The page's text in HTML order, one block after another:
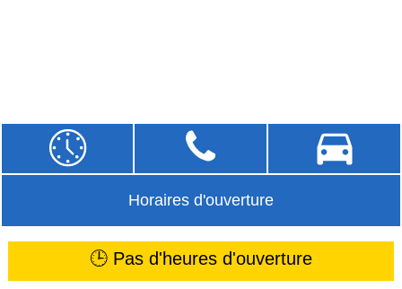
Horaires d'ouverture
🕒 Pas d'heures d'ouverture